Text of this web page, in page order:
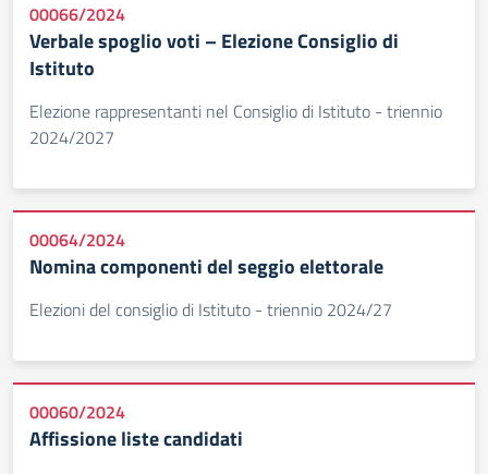
00066/2024
Verbale spoglio voti – Elezione Consiglio di
Istituto
Elezione rappresentanti nel Consiglio di Istituto - triennio
2024/2027
00064/2024
Nomina componenti del seggio elettorale
Elezioni del consiglio di Istituto - triennio 2024/27
00060/2024
Affissione liste candidati